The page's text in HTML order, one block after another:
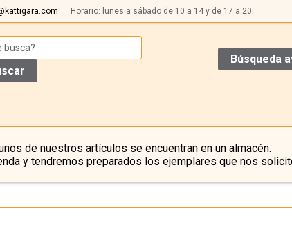
Horario: lunes a sábado de 10 a 14 y de 17 a 20.
Búsqueda
de nuestros artículos se encuentran en un almacén.
y tendremos preparados los ejemplares que nos